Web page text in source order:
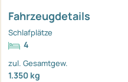
Fahrzeugdetails
Schlafplätze
4
zul. Gesamtgew.
1.350 kg